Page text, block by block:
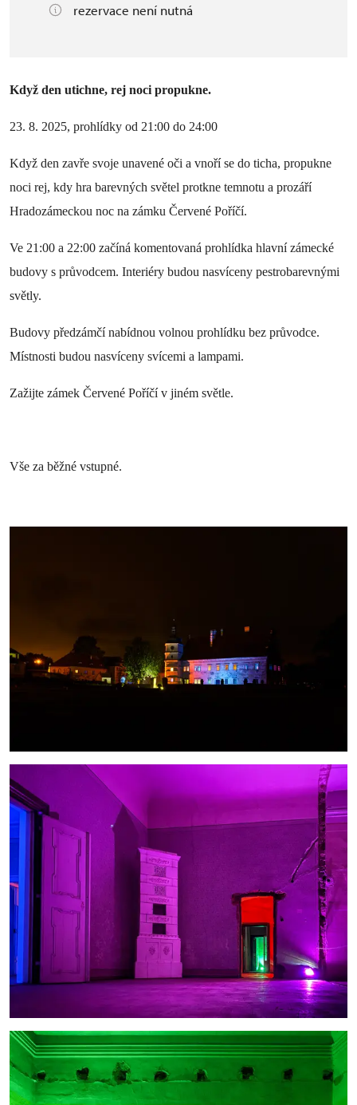
rezervace není nutná
Když den utichne, rej noci propukne.
23. 8. 2025, prohlídky od 21:00 do 24:00
Když den zavře svoje unavené oči a vnoří se do ticha, propukne
noci rej, kdy hra barevných světel protkne temnotu a prozáří
Hradozámeckou noc na zámku Červené Poříčí.
Ve 21:00 a 22:00 začíná komentovaná prohlídka hlavní zámecké
budovy s průvodcem. Interiéry budou nasvíceny pestrobarevnými
světly.
Budovy předzámčí nabídnou volnou prohlídku bez průvodce.
Místnosti budou nasvíceny svícemi a lampami.
Zažijte zámek Červené Poříčí v jiném světle.
Vše za běžné vstupné.